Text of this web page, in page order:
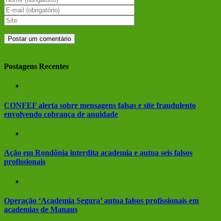
Postagens Recentes
CONFEF alerta sobre mensagens falsas e site fraudulento
envolvendo cobrança de anuidade
Ação em Rondônia interdita academia e autua seis falsos
profissionais
Operação ‘Academia Segura’ autua falsos profissionais em
academias de Manaus